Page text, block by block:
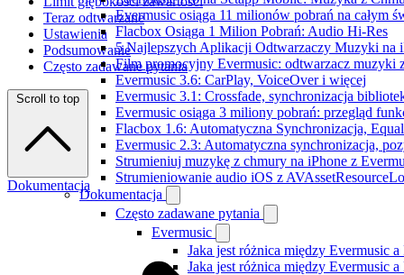
Evermusic osiąga 11 milionów pobrań na całym
Flacbox Osiąga 1 Milion Pobrań: Audio Hi-Res
5 Najlepszych Aplikacji Odtwarzaczy Muzyki na
Film promocyjny Evermusic: odtwarzacz muzyki
Evermusic 3.6: CarPlay, VoiceOver i więcej
Evermusic 3.1: Crossfade, synchronizacja
Evermusic osiąga 3 miliony pobrań: przegląd
Flacbox 1.6: Automatyczna Synchronizacja,
Evermusic 2.3: Automatyczna synchronizacja,
Strumieniuj muzykę z chmury na iPhone z
Strumieniowanie audio iOS z
Dokumentacja
Często zadawane pytania
Evermusic
Jaka jest różnica między Evermusic
Jaka jest różnica między Evermusic
Teraz odtwarzane
Ustawienia
Podsumowanie
Często zadawane pytania
Scroll to top
Dokumentacja